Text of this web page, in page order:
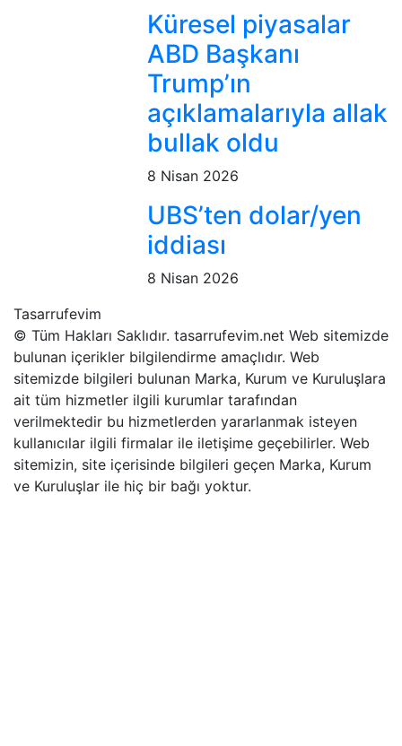
Küresel piyasalar
ABD Başkanı
Trump’ın
açıklamalarıyla allak
bullak oldu
8 Nisan 2026
UBS’ten dolar/yen
iddiası
8 Nisan 2026
Tasarrufevim
© Tüm Hakları Saklıdır. tasarrufevim.net Web sitemizde
bulunan içerikler bilgilendirme amaçlıdır. Web
sitemizde bilgileri bulunan Marka, Kurum ve Kuruluşlara
ait tüm hizmetler ilgili kurumlar tarafından
verilmektedir bu hizmetlerden yararlanmak isteyen
kullanıcılar ilgili firmalar ile iletişime geçebilirler. Web
sitemizin, site içerisinde bilgileri geçen Marka, Kurum
ve Kuruluşlar ile hiç bir bağı yoktur.